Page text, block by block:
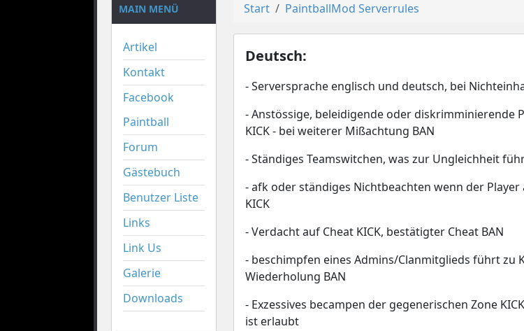
MAIN MENÜ
Artikel
Kontakt
Facebook
Paintball
Forum
Gästebuch
Benutzer Liste
Links
Link Us
Galerie
Downloads
Start PaintballMod Serverrules
Deutsch:
- Serversprache englisch und deutsch, bei
- Anstössige, beleidigende oder diskrimminierende
KICK - bei weiterer Mißachtung BAN
- Ständiges Teamswitchen, was zur Ungleichheit
- afk oder ständiges Nichtbeachten wenn der
KICK
- Verdacht auf Cheat KICK, bestätigter Cheat BAN
- beschimpfen eines Admins/Clanmitglieds führt zu
Wiederholung BAN
- Exzessives becampen der gegenerischen Zone
ist erlaubt